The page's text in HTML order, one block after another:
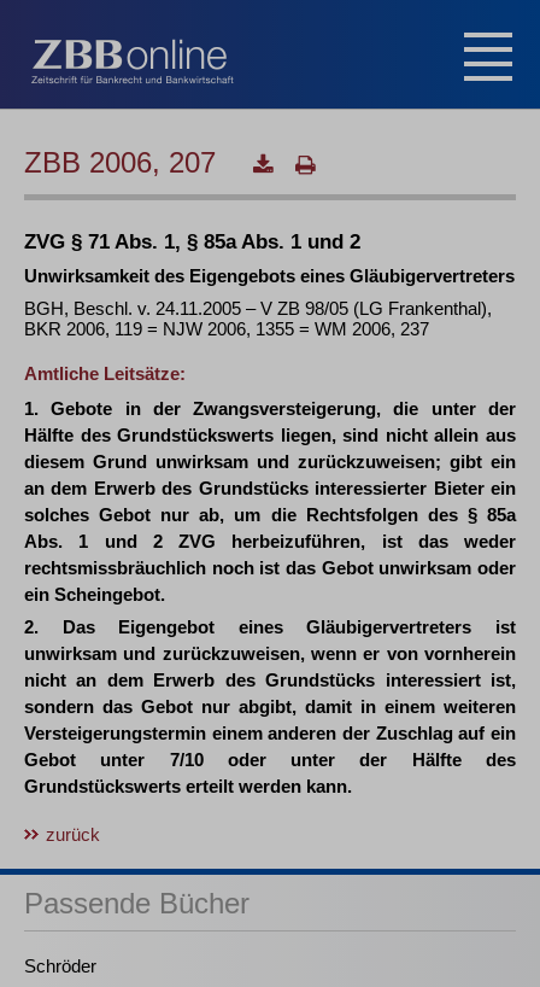
ZBB 2006, 207
ZVG § 71 Abs. 1, § 85a Abs. 1 und 2
Unwirksamkeit des Eigengebots eines Gläubigervertreters
BGH, Beschl. v. 24.11.2005 – V ZB 98/05 (LG Frankenthal),
BKR 2006, 119 = NJW 2006, 1355 = WM 2006, 237
Amtliche Leitsätze:
1. Gebote in der Zwangsversteigerung, die unter der
Hälfte des Grundstückswerts liegen, sind nicht allein aus
diesem Grund unwirksam und zurückzuweisen; gibt ein
an dem Erwerb des Grundstücks interessierter Bieter ein
solches Gebot nur ab, um die Rechtsfolgen des § 85a
Abs. 1 und 2 ZVG herbeizuführen, ist das weder
rechtsmissbräuchlich noch ist das Gebot unwirksam oder
ein Scheingebot.
2. Das Eigengebot eines Gläubigervertreters ist
unwirksam und zurückzuweisen, wenn er von vornherein
nicht an dem Erwerb des Grundstücks interessiert ist,
sondern das Gebot nur abgibt, damit in einem weiteren
Versteigerungstermin einem anderen der Zuschlag auf ein
Gebot unter 7/10 oder unter der Hälfte des
Grundstückswerts erteilt werden kann.
zurück
Passende Bücher
Schröder